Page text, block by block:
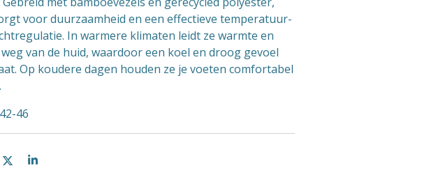
voor duurzaamheid en een effectieve temperatuur-
In warmere klimaten leidt ze warmte en
van de huid, waardoor een koel en droog gevoel
Op koudere dagen houden ze je voeten comfortabel
46
D
S